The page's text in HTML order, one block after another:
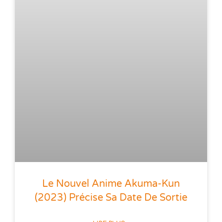
Le Nouvel Anime Akuma-Kun
(2023) Précise Sa Date De Sortie